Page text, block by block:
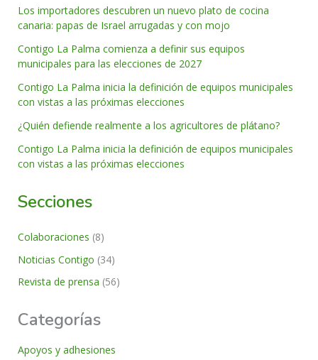
Los importadores descubren un nuevo plato de cocina
canaria: papas de Israel arrugadas y con mojo
Contigo La Palma comienza a definir sus equipos
municipales para las elecciones de 2027
Contigo La Palma inicia la definición de equipos municipales
con vistas a las próximas elecciones
¿Quién defiende realmente a los agricultores de plátano?
Contigo La Palma inicia la definición de equipos municipales
con vistas a las próximas elecciones
Secciones
Colaboraciones (8)
Noticias Contigo (34)
Revista de prensa (56)
Categorías
Apoyos y adhesiones